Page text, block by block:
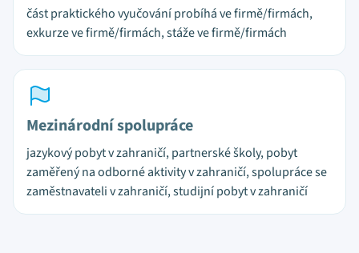
část praktického vyučování probíhá ve firmě/firmách,
exkurze ve firmě/firmách, stáže ve firmě/firmách
Mezinárodní spolupráce
jazykový pobyt v zahraničí, partnerské školy, pobyt
zaměřený na odborné aktivity v zahraničí, spolupráce se
zaměstnavateli v zahraničí, studijní pobyt v zahraničí